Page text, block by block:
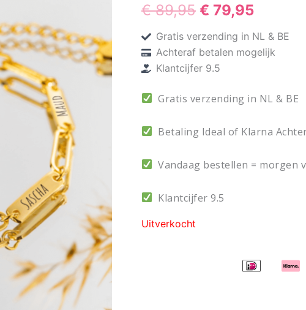
€89,95
was:
€ 89,95.
€ 79,95
€ 79,95.
Gratis verzending in NL & BE
Achteraf betalen mogelijk
Klantcijfer 9.5
Gratis verzending in NL & BE
Betaling Ideal of Klarna
Vandaag bestellen = morgen
Klantcijfer 9.5
Uitverkocht